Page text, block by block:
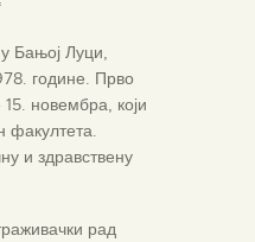
Бањој Луци,
године. Прво
новембра, који
факултета.
и здравствену
рад